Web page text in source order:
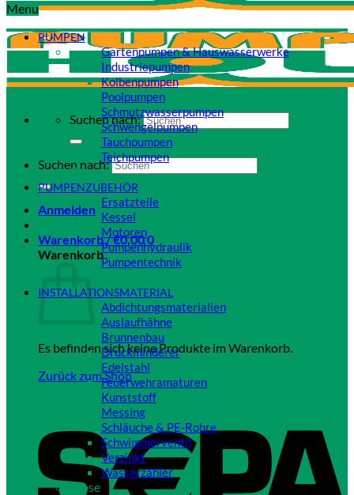
Suchen nach:
Suchen nach:
Anmelden
Warenkorb /€0,000
Warenkorb
Es befinden sich keine Produkte im Warenkorb.
Zurück zum Shop
Menu
PUMPEN
Gartenpumpen & Hauswasserwerke
Industriepumpen
Kolbenpumpen
Poolpumpen
Schmutzwasserpumpen
Schwengelpumpen
Tauchpumpen
Teichpumpen
Close
PUMPENZUBEHÖR
Ersatzteile
Kessel
Motoren
Pumpenhydraulik
Pumpentechnik
INSTALLATIONSMATERIAL
Abdichtungsmaterialien
Auslaufhähne
Brunnenbau
Druckminderer
Edelstahl
Feuerwehramaturen
Kunststoff
Messing
Schläuche & PE-Rohre
Schwimmerventil
Verzinkt
Wasserzähler
Close